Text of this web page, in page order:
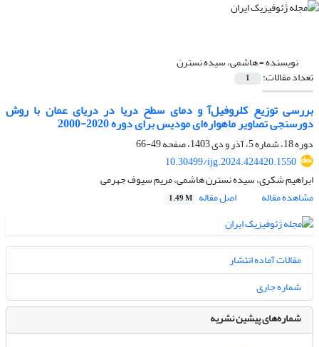
نویسنده =هاشمی، سیده نسترن
تعداد مقالات: 1
بررسی توزیع کلروفیل‌آ و دمای سطح دریا در دریای عمان با روش
دورسنجی تصاویر ماهواره‌ای مودیس برای دوره 2020-2000
دوره 18، شماره 5، آذر و دی 1403، صفحه
49-66
10.30499/ijg.2024.424420.1550
ابراهیم شکری، سیده نسترن هاشمی، مریم سیوف جهرمی
مشاهده مقاله
اصل مقاله 1.49 M
مقالات آماده انتشار
شماره جاری
شماره‌های پیشین نشریه